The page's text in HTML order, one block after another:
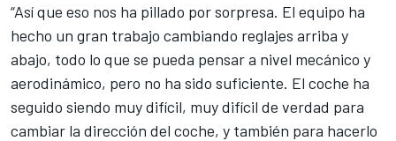
“Así que eso nos ha pillado por sorpresa. El equipo ha
hecho un gran trabajo cambiando reglajes arriba y
abajo, todo lo que se pueda pensar a nivel mecánico y
aerodinámico, pero no ha sido suficiente. El coche ha
seguido siendo muy difícil, muy difícil de verdad para
cambiar la dirección del coche, y también para hacerlo